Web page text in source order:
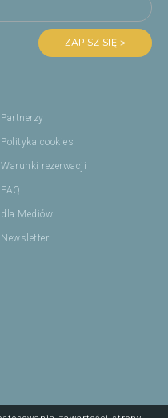
ZAPISZ SIĘ >
Partnerzy
Polityka cookies
Warunki rezerwacji
FAQ
dla Mediów
Newsletter